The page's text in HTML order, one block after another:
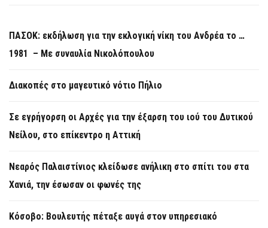
ΠΑΣΟΚ: εκδήλωση για την εκλογική νίκη του Ανδρέα το …
1981 – Με συναυλία Νικολόπουλου
Διακοπές στο μαγευτικό νότιο Πήλιο
Σε εγρήγορση οι Αρχές για την έξαρση του ιού του Δυτικού
Νείλου, στο επίκεντρο η Αττική
Νεαρός Παλαιστίνιος κλείδωσε ανήλικη στο σπίτι του στα
Χανιά, την έσωσαν οι φωνές της
Κόσοβο: Βουλευτής πέταξε αυγά στον υπηρεσιακό